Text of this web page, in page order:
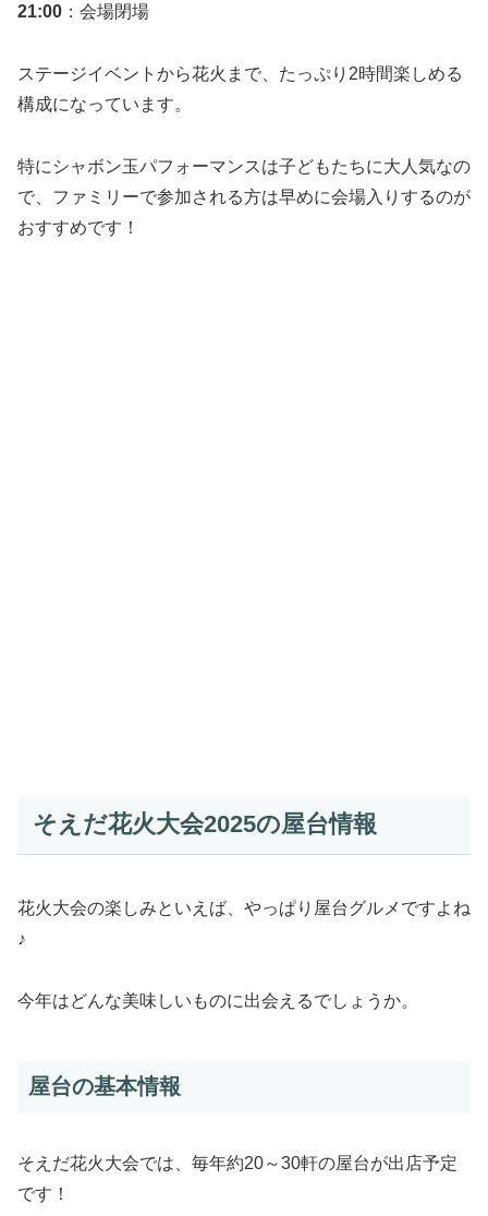
21:00 ：会場閉場
ステージイベントから花火まで、たっぷり2時間楽しめる
構成になっています。
特にシャボン玉パフォーマンスは子どもたちに大人気なの
で、ファミリーで参加される方は早めに会場入りするのが
おすすめです！
そえだ花火大会2025の屋台情報
花火大会の楽しみといえば、やっぱり屋台グルメですよね
♪
今年はどんな美味しいものに出会えるでしょうか。
屋台の基本情報
そえだ花火大会では、毎年約20～30軒の屋台が出店予定
です！